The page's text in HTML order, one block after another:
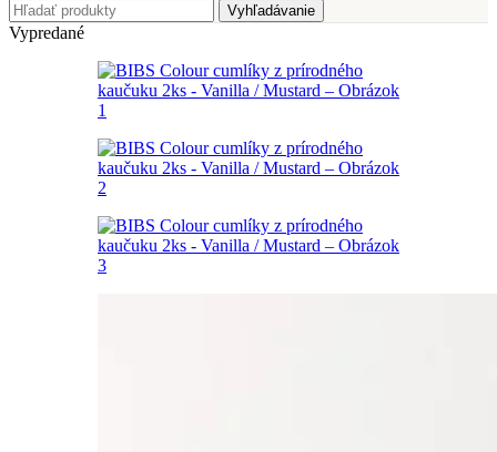
Vyhľadávanie
Vypredané